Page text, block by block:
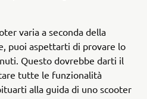
varia a seconda della
puoi aspettarti di provare lo
Questo dovrebbe darti il
tutte le funzionalità
alla guida di uno scooter